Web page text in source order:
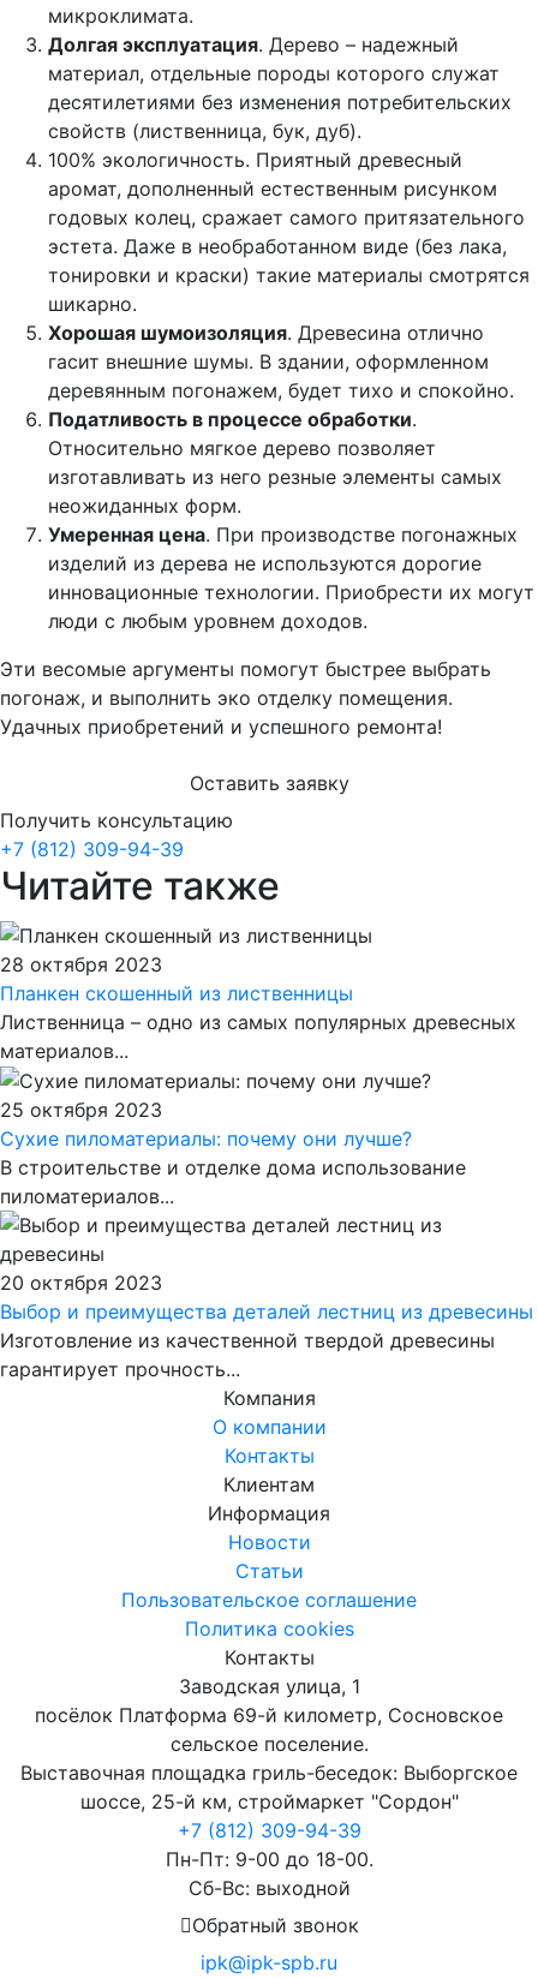
микроклимата.
Долгая эксплуатация. Дерево – надежный
материал, отдельные породы которого служат
десятилетиями без изменения потребительских
свойств (лиственница, бук, дуб).
100% экологичность. Приятный древесный
аромат, дополненный естественным рисунком
годовых колец, сражает самого притязательного
эстета. Даже в необработанном виде (без лака,
тонировки и краски) такие материалы смотрятся
шикарно.
Хорошая шумоизоляция. Древесина отлично
гасит внешние шумы. В здании, оформленном
деревянным погонажем, будет тихо и спокойно.
Податливость в процессе обработки.
Относительно мягкое дерево позволяет
изготавливать из него резные элементы самых
неожиданных форм.
Умеренная цена. При производстве погонажных
изделий из дерева не используются дорогие
инновационные технологии. Приобрести их могут
люди с любым уровнем доходов.
Эти весомые аргументы помогут быстрее выбрать
погонаж, и выполнить эко отделку помещения.
Удачных приобретений и успешного ремонта!
Оставить заявку
Получить консультацию
+7 (812) 309-94-39
Читайте также
28 октября 2023
Планкен скошенный из лиственницы
Лиственница – одно из самых популярных древесных
материалов...
25 октября 2023
Сухие пиломатериалы: почему они лучше?
В строительстве и отделке дома использование
пиломатериалов...
20 октября 2023
Выбор и преимущества деталей лестниц из древесины
Изготовление из качественной твердой древесины
гарантирует прочность...
Компания
О компании
Контакты
Клиентам
Информация
Новости
Статьи
Пользовательское соглашение
Политика cookies
Контакты
Заводская улица, 1
посёлок Платформа 69-й километр, Сосновское
сельское поселение.
Выставочная площадка гриль-беседок: Выборгское
шоссе, 25-й км, строймаркет "Сордон"
+7 (812) 309-94-39
Пн-Пт: 9-00 до 18-00.
Сб-Вс: выходной
Обратный звонок
ipk@ipk-spb.ru